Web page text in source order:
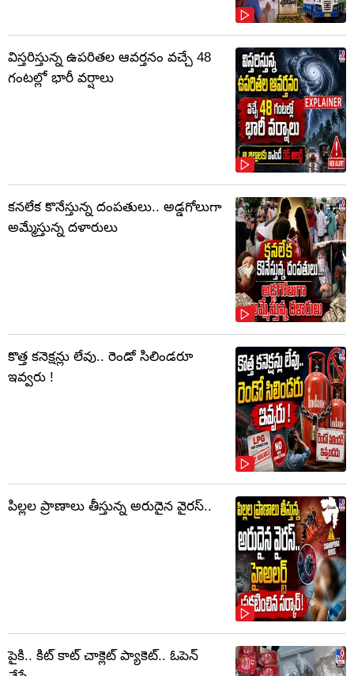
విస్తరిస్తున్న ఉపరితల ఆవర్తనం వచ్చే 48
గంటల్లో భారీ వర్షాలు
కనలేక కొనేస్తున్న దంపతులు.. అడ్డగోలుగా
అమ్మేస్తున్న దళారులు
కొత్త కనెక్షన్లు లేవు.. రెండో సిలిండరూ
ఇవ్వరు !
పిల్లల ప్రాణాలు తీస్తున్న అరుదైన వైరస్..
పైకి.. కిట్‌ కాట్‌ చాక్లెట్ ప్యాకెట్‌.. ఓపెన్‌